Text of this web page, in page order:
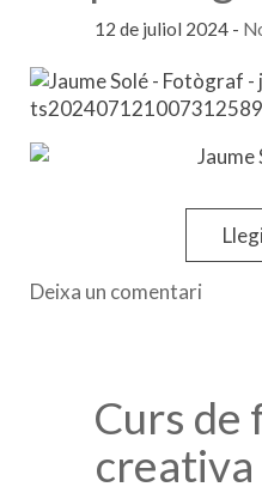
12 de juliol 2024 -
Deixa un comentari
Curs de